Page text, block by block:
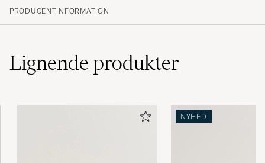
PRODUCENTINFORMATION
Lignendeprodukter
NYHED